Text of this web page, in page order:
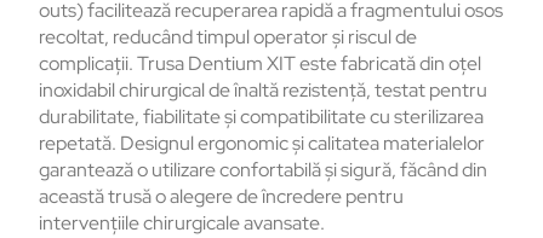
outs) facilitează recuperarea rapidă a fragmentului osos
recoltat, reducând timpul operator și riscul de
complicații. Trusa Dentium XIT este fabricată din oțel
inoxidabil chirurgical de înaltă rezistență, testat pentru
durabilitate, fiabilitate și compatibilitate cu sterilizarea
repetată. Designul ergonomic și calitatea materialelor
garantează o utilizare confortabilă și sigură, făcând din
această trusă o alegere de încredere pentru
intervențiile chirurgicale avansate.